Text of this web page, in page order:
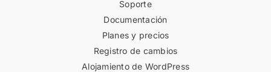
Soporte
Documentación
Planes y precios
Registro de cambios
Alojamiento de WordPress